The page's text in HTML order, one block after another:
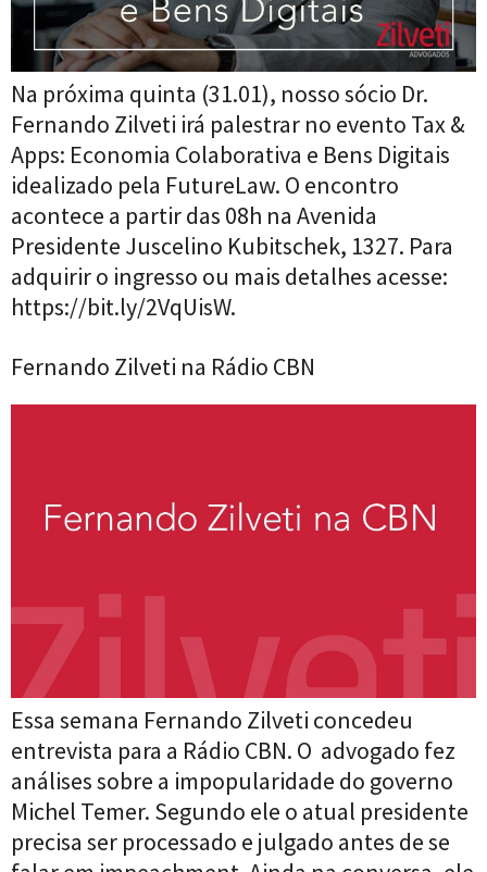
Na próxima quinta (31.01), nosso sócio Dr.
Fernando Zilveti irá palestrar no evento Tax &
Apps: Economia Colaborativa e Bens Digitais
idealizado pela FutureLaw. O encontro
acontece a partir das 08h na Avenida
Presidente Juscelino Kubitschek, 1327. Para
adquirir o ingresso ou mais detalhes acesse:
https://bit.ly/2VqUisW.
Fernando Zilveti na Rádio CBN
Essa semana Fernando Zilveti concedeu
entrevista para a Rádio CBN. O advogado fez
análises sobre a impopularidade do governo
Michel Temer. Segundo ele o atual presidente
precisa ser processado e julgado antes de se